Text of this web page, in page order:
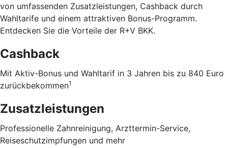
von umfassenden Zusatzleistungen, Cashback durch
Wahltarife und einem attraktiven Bonus-Programm.
Entdecken Sie die Vorteile der R+V BKK.
Cashback
Mit Aktiv-Bonus und Wahltarif in 3 Jahren bis zu 840 Euro
zurückbekommen1
Zusatzleistungen
Professionelle Zahnreinigung, Arzttermin-Service,
Reiseschutzimpfungen und mehr